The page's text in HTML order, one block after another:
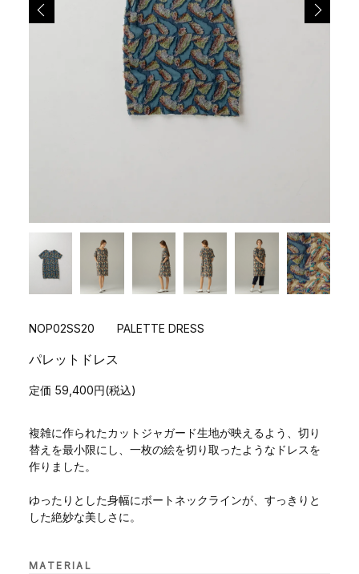
NOP02SS20 PALETTE DRESS
パレットドレス
定価 59,400円(税込)
複雑に作られたカットジャガード生地が映えるよう、切り
替えを最小限にし、一枚の絵を切り取ったようなドレスを
作りました。
ゆったりとした身幅にボートネックラインが、すっきりと
した絶妙な美しさに。
MATERIAL